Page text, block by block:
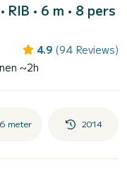
• RIB • 6 m • 8 pers
4.9 (94 Reviews)
~2h
6 meter 2014